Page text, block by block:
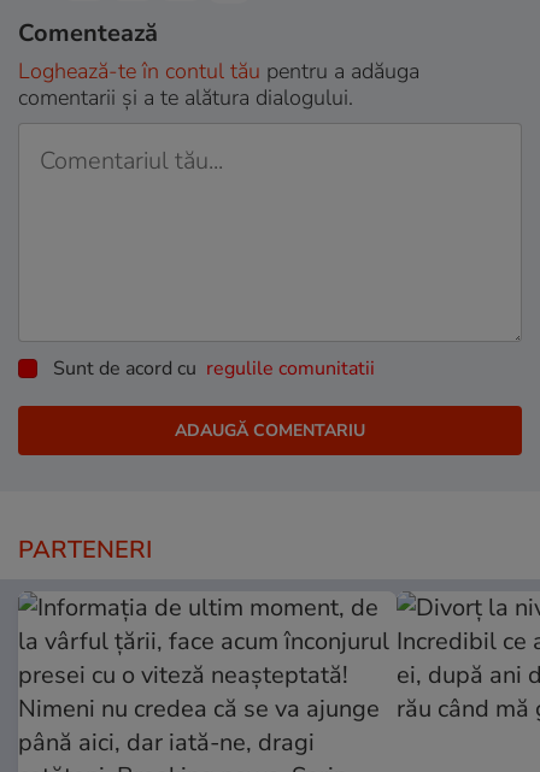
Comentează
Loghează-te în contul tău pentru a adăuga
comentarii și a te alătura dialogului.
Sunt de acord cu regulile comunitatii
PARTENERI